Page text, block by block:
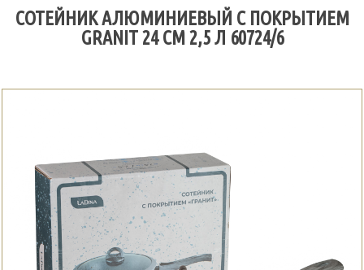
СОТЕЙНИК АЛЮМИНИЕВЫЙ С ПОКРЫТИЕМ
GRANIT 24 СМ 2,5 Л 60724/6